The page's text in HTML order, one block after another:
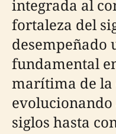
integrada al
fortaleza del
desempeñado
fundamental
marítima de la
evolucionando
siglos hasta